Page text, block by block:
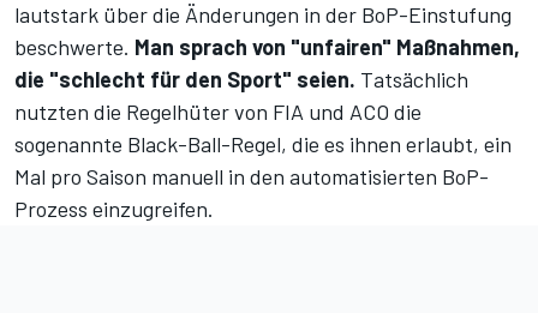
lautstark über die Änderungen in der BoP-Einstufung
beschwerte. Man sprach von "unfairen" Maßnahmen,
die "schlecht für den Sport" seien. Tatsächlich
nutzten die Regelhüter von FIA und ACO die
sogenannte Black-Ball-Regel, die es ihnen erlaubt, ein
Mal pro Saison manuell in den automatisierten BoP-
Prozess einzugreifen.